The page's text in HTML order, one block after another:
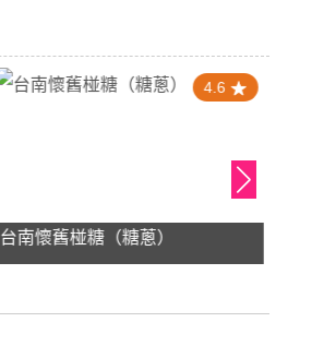
4.6
台南懷舊椪糖（糖蔥）